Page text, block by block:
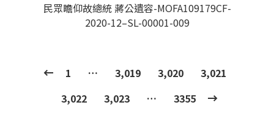
民眾瞻仰故總統 蔣公遺容-MOFA109179CF-
2020-12–SL-00001-009
1 … 3,019 3,020
3,021
3,022
3,023 … 3355